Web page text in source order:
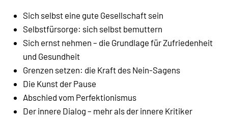
Sich selbst eine gute Gesellschaft sein
Selbstfürsorge: sich selbst bemuttern
Sich ernst nehmen – die Grundlage für Zufriedenheit
und Gesundheit
Grenzen setzen: die Kraft des Nein-Sagens
Die Kunst der Pause
Abschied vom Perfektionismus
Der innere Dialog – mehr als der innere Kritiker